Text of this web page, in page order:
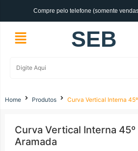
Compre pelo telefone (somente
SEB
Home Produtos Curva Vertical Interna
Curva Vertical Interna 45º
Aramada